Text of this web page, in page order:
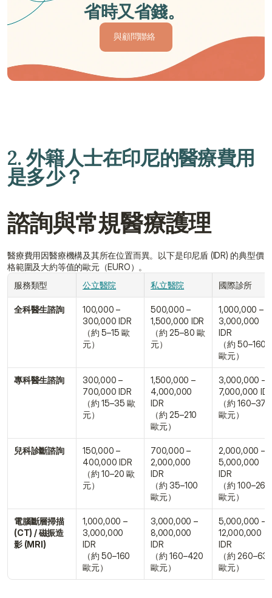
省時又省錢。
與顧問聯絡
2. 外籍人士在印尼的醫療費用
是多少？
諮詢與常規醫療護理
醫療費用因醫療機構及其所在位置而異。以下是印尼盾 (IDR) 的典型價
格範圍及大約等值的歐元（EURO）。
服務類型
公立醫院 私立醫院 國際診所
全科醫生諮詢
100,000 –
300,000 IDR
（約 5–15 歐
元）
500,000 –
1,500,000 IDR
（約 25–80 歐
元）
1,000,000 –
3,000,000
IDR
（約 50–160
歐元）
專科醫生諮詢
300,000 –
700,000 IDR
（約 15–35 歐
元）
1,500,000 –
4,000,000
IDR
（約 25–210
歐元）
3,000,000 –
7,000,000
（約 160–370
歐元）
兒科診斷諮詢
150,000 –
400,000 IDR
（約 10–20 歐
元）
700,000 –
2,000,000
IDR
（約 35–100
歐元）
2,000,000 –
5,000,000
IDR
（約 100–260
歐元）
電腦斷層掃描
(CT) / 磁振造
影 (MRI)
1,000,000 –
3,000,000
IDR
（約 50–160
歐元）
3,000,000 –
8,000,000
IDR
（約 160–420
歐元）
5,000,000 –
12,000,000
IDR
（約
歐元）